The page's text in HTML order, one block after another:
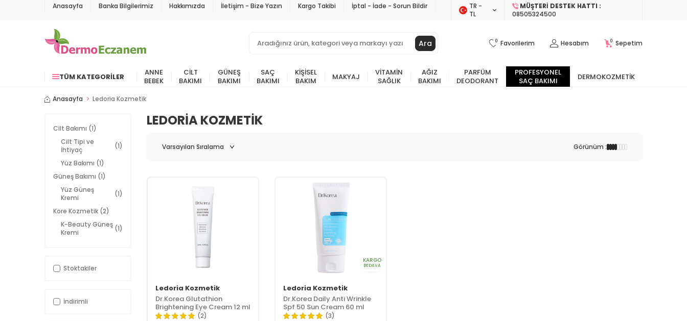
Anasayfa Banka Bilgilerimiz Hakkımızda İletişim - Bize Yazın Kargo Takibi İptal - İade - Sorun Bildir
TR −
TL
MÜŞTERI DESTEK HATTI :
08505324500
Ara 0 Favorilerim Hesabım 0 Sepetim
TÜM KATEGORILER
ANNE
BEBEK
CILT
BAKIMI
GÜNEŞ
BAKIMI
SAÇ
BAKIMI
KIŞISEL
BAKIM
MAKYAJ
VITAMIN
SAĞLIK
AĞIZ
BAKIMI
PARFÜM
DEODORANT
PROFESYONEL
SAÇ BAKIMI
DERMOKOZMETIK
Anasayfa Ledoria Kozmetik
Cilt Bakımı (1)
Cilt Tipi ve
İhtiyaç
(1)
Yüz Bakımı (1)
Güneş Bakımı (1)
Yüz Güneş
Kremi
(1)
Kore Kozmetik (2)
K-Beauty Güneş
Kremi
(1)
Stoktakiler
İndirimli
LEDORIA KOZMETIK
Görünüm :
Ledoria Kozmetik
Dr.Korea Glutathion
Brightening Eye Cream 12 ml
(2)
KARGO
BEDAVA
Ledoria Kozmetik
Dr.Korea Daily Anti Wrinkle
Spf 50 Sun Cream 60 ml
(3)